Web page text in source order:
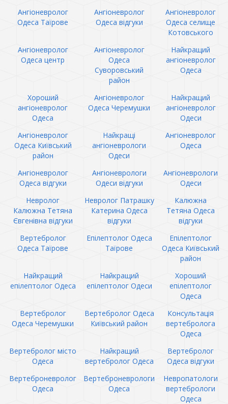
Ангіоневролог
Одеса Таїрове
Ангіоневролог
Одеса відгуки
Ангіоневролог
Одеса селище
Котовського
Ангіоневролог
Одеса центр
Ангіоневролог
Одеса
Суворовський
район
Найкращий
ангіоневролог
Одеса
Хороший
ангіоневролог
Одеса
Ангіоневролог
Одеса Черемушки
Найкращий
ангіоневролог
Одеси
Ангіоневролог
Одеса Київський
район
Найкращі
ангіоневрологи
Одеси
Ангіоневролог
Одеса
Ангіоневролог
Одеса відгуки
Ангіоневрологи
Одеси відгуки
Ангіоневрологи
Одеси
Невролог
Калюжна Тетяна
Євгенівна відгуки
Невролог Патрашку
Катерина Одеса
відгуки
Калюжна
Тетяна Одеса
відгуки
Вертебролог
Одеса Таїрове
Епілептолог Одеса
Таїрове
Епілептолог
Одеса Київський
район
Найкращий
епілептолог Одеса
Найкращий
епілептолог Одеси
Хороший
епілептолог
Одеса
Вертебролог
Одеса Черемушки
Вертебролог Одеса
Київський район
Консультація
вертебролога
Одеса
Вертебролог місто
Одеса
Найкращий
вертебролог Одеса
Вертебролог
Одеса відгуки
Вертеброневролог
Одеса
Вертеброневрологи
Одеса
Невропатологи
вертебрологи
Одеса